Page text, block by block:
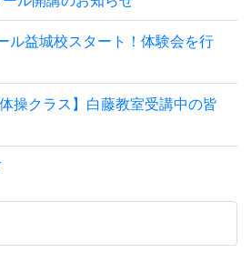
ル益城校スタート！体験会を行
操クラス】白藤教室受講中の皆